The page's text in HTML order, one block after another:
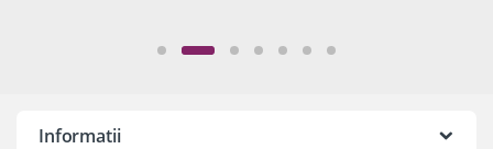
Informatii